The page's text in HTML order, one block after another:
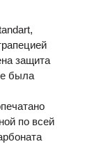
защита
была
по всей